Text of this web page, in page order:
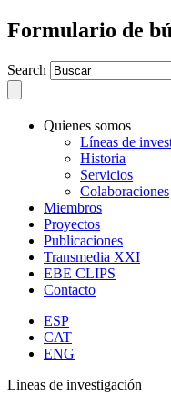
Formulario de
Search
Quienes somos
Líneas de
Historia
Servicios
Colaboraciones
Miembros
Proyectos
Publicaciones
Transmedia XXI
EBE CLIPS
Contacto
ESP
CAT
ENG
Lineas de investigación